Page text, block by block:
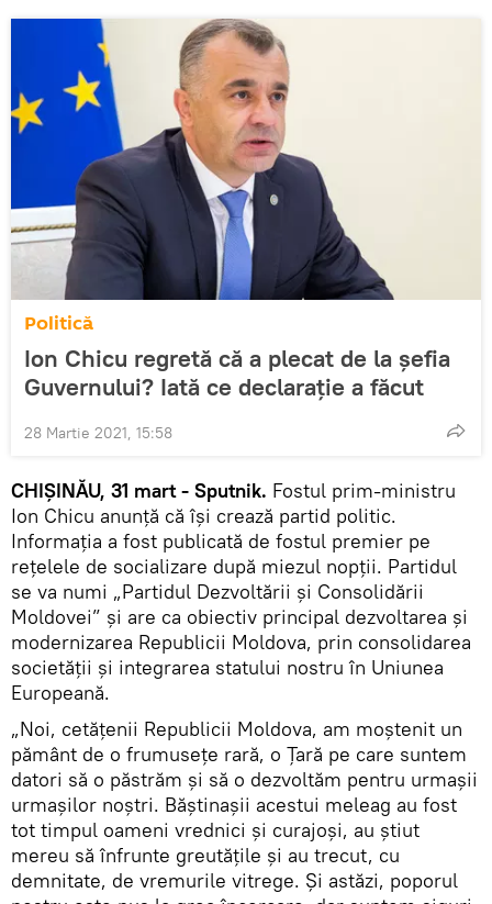
Politică
Ion Chicu regretă că a plecat de la șefia
Guvernului? Iată ce declarație a făcut
28 Martie 2021, 15:58
CHIȘINĂU, 31 mart - Sputnik. Fostul prim-ministru
Ion Chicu anunță că își crează partid politic.
Informația a fost publicată de fostul premier pe
rețelele de socializare după miezul nopții. Partidul
se va numi „Partidul Dezvoltării și Consolidării
Moldovei” și are ca obiectiv principal dezvoltarea și
modernizarea Republicii Moldova, prin consolidarea
societății și integrarea statului nostru în Uniunea
Europeană.
„Noi, cetățenii Republicii Moldova, am moștenit un
pământ de o frumusețe rară, o Ţară pe care suntem
datori să o păstrăm și să o dezvoltăm pentru urmașii
urmașilor noștri. Băștinașii acestui meleag au fost
tot timpul oameni vrednici și curajoși, au știut
mereu să înfrunte greutățile și au trecut, cu
demnitate, de vremurile vitrege. Și astăzi, poporul